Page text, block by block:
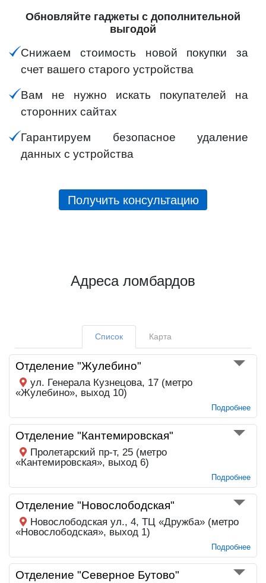
Обновляйте гаджеты с дополнительной
выгодой
Снижаем стоимость новой покупки за
счет вашего старого устройства
Вам не нужно искать покупателей на
сторонних сайтах
Гарантируем безопасное удаление
данных с устройства
Получить консультацию
Адреса ломбардов
Список Карта
Отделение "Жулебино"
ул. Генерала Кузнецова, 17 (метро
«Жулебино», выход 10)
Подробнее
Отделение "Кантемировская"
Пролетарский пр-т, 25 (метро
«Кантемировская», выход 6)
Подробнее
Отделение "Новослободская"
Новослободская ул., 4, ТЦ «Дружба» (метро
«Новослободская», выход 1)
Подробнее
Отделение "Северное Бутово"